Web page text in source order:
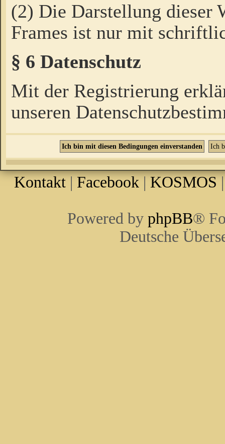
(2) Die Darstellung dieser
Frames ist nur mit
§ 6 Datenschutz
Mit der Registrierung
unseren
Kontakt | Facebook | KOSMOS
Powered by phpBB®
Deutsche